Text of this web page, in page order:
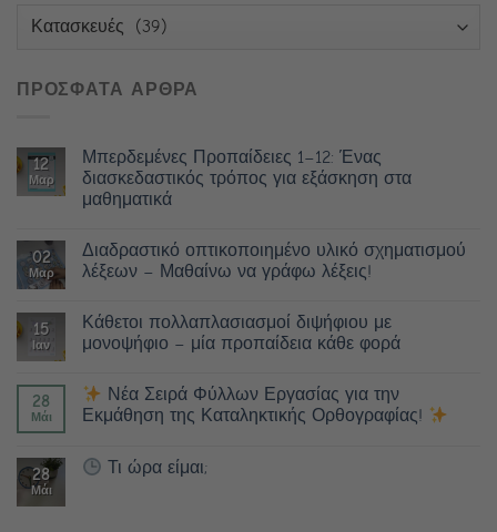
Κατηγορίες
ΠΡΟΣΦΑΤΑ ΑΡΘΡΑ
12
Μαρ
Μπερδεμένες Προπαίδειες 1–12: Ένας
διασκεδαστικός τρόπος για εξάσκηση στα
μαθηματικά
02
Μαρ
Διαδραστικό οπτικοποιημένο υλικό σχηματισμού
λέξεων – Μαθαίνω να γράφω λέξεις!
15
Ιαν
Κάθετοι πολλαπλασιασμοί διψήφιου με
μονοψήφιο – μία προπαίδεια κάθε φορά
28
Μάι
Νέα Σειρά Φύλλων Εργασίας για την
Εκμάθηση της Καταληκτικής Ορθογραφίας!
28
Μάι
Τι ώρα είμαι;